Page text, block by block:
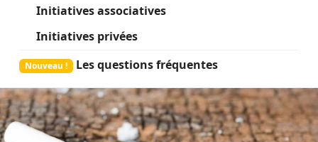
Initiatives associatives
Initiatives privées
Nouveau ! Les questions fréquentes